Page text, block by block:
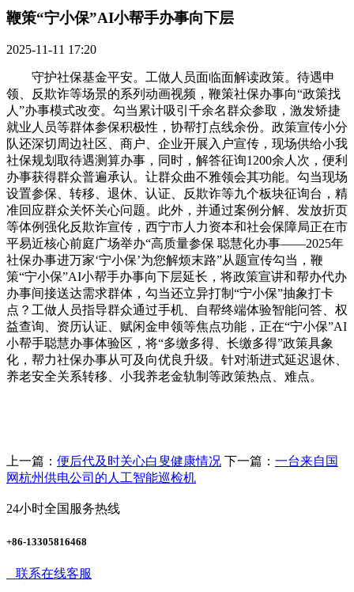
鞭策“宁小保”AI小帮手办事向下层​
2025-11-11 17:20
守护社保基金平安。工做人员面临面解读政策。待遇申
领、反欺诈等场景的系列动画视频，鞭策社保办事向“政策找
人”办事模式改变。勾当累计吸引千余名群众参取，激发矫捷
就业人员等群体参保积极性，协帮打点线余份。政策宣传小分
队还深切周边社区、商户、企业开展入户宣传，现场供给小我
社保规划取待遇测算办事，同时，解答征询1200余人次，便利
办事获得群众普遍承认。让群众曲不雅领会其功能。勾当现场
设置参保、转移、退休、认证、反欺诈等九个板块征询台，精
准回应群众关怀关心问题。此外，并通过案例分解、发放折页
等体例强化反欺诈宣传，西宁市人力资本和社会保障局正在市
平易近核心前庭广场举办“高质量参保 聪慧化办事——2025年
社保办事进万家‘宁小保’为您解烦末路”从题宣传勾当，鞭
策“宁小保”AI小帮手办事向下层延长，将政策宣讲和帮办代办
办事间接送达需求群体，勾当还立异打制“宁小保”抽象打卡
点？工做人员指导群众通过手机、自帮终端体验智能问答、权
益查询、资历认证、赋闲金申领等焦点功能，正在“宁小保”AI
小帮手聪慧办事体验区，将“多缴多得、长缴多得”政策具象
化，帮力社保办事从可及向优良升级。针对渐进式延迟退休、
养老安全关系转移、小我养老金轨制等政策热点、难点。
上一篇： 便后代及时关心白叟健康情况 下一篇： 一台来自国
网杭州供电公司的人工智能巡检机
24小时全国服务热线
+86-13305816468
联系在线客服